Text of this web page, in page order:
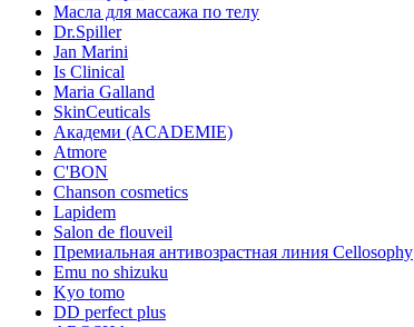
Масла для массажа по телу
Dr.Spiller
Jan Marini
Is Clinical
Maria Galland
SkinCeuticals
Академи (ACADEMIE)
Atmore
C'BON
Chanson cosmetics
Lapidem
Salon de flouveil
Премиальная антивозрастная линия Cellosophy
Emu no shizuku
Kyo tomo
DD perfect plus